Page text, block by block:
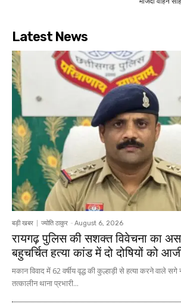
Latest News
बड़ी खबर ज्योति ठाकुर - August 6, 2026
रायगढ़ पुलिस की सशक्त विवेचना का
बहुचर्चित हत्या कांड में दो दोषियों को
मकान विवाद में 62 वर्षीय वृद्ध की कुल्हाड़ी से हत्या करने वाले
तत्कालीन थाना प्रभारी...